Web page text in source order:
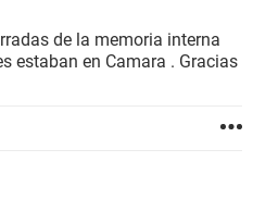
de la memoria interna
estaban en Camara . Gracias